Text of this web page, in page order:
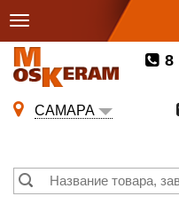
8
САМАРА